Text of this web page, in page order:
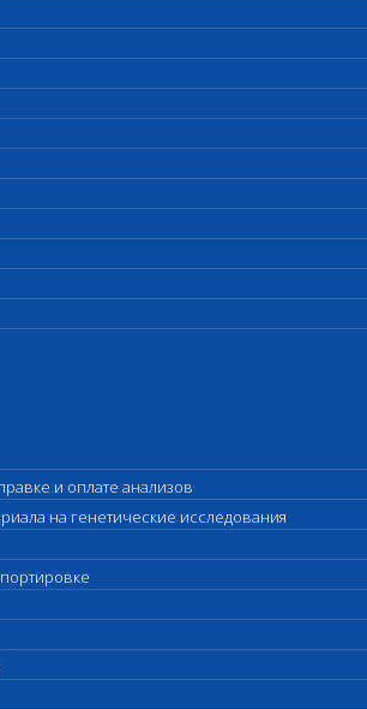
и оплате анализов
на генетические исследования